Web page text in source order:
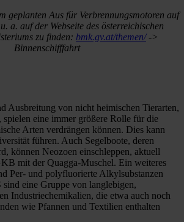
geplanten Aus für Verbrennungsmotoren auf
a. auf der Webseite des österreichischen
zu finden: bmk.gv.at/themen/->
Binnenschifffahrt
Ausbreitung von nicht heimischen Tierarten,
spielen eine immer größere Rolle für die
Arten verdrängen können. Dies kann
führen. Auch Segelboote, deren
können Neozoen einschleppen, aktuell
mit der Quagga-Muschel. Ein weiteres
Per- und polyfluorierte Alkylsubstanzen
eine Gruppe von langlebigen,
Industriechemikalien, die etwa auch noch
wie Pfannen und Textilien enthalten